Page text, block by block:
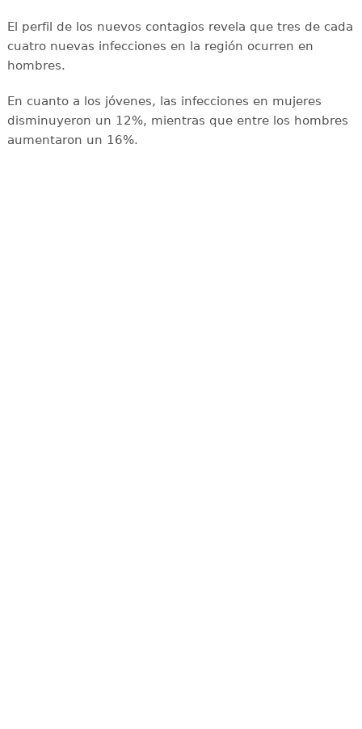
El perfil de los nuevos contagios revela que tres de cada
cuatro nuevas infecciones en la región ocurren en
hombres.
En cuanto a los jóvenes, las infecciones en mujeres
disminuyeron un 12%, mientras que entre los hombres
aumentaron un 16%.